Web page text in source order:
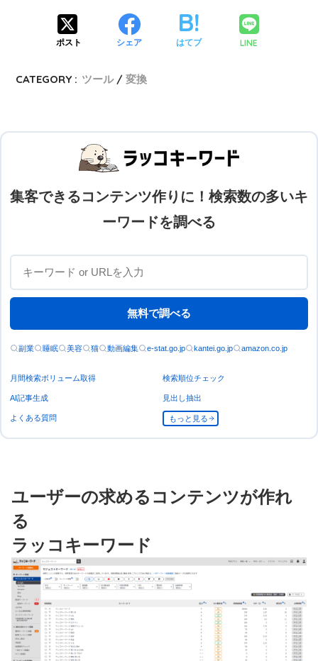
ポスト シェア はてブ LINE
CATEGORY : ツール 変換
集客できるコンテンツ作りに！検索数の多いキ
ーワードを調べる
無料で調べる
副業 睡眠 美容 猫 動画編集 e-stat.go.jp kantei.go.jp amazon.co.jp
月間検索ボリューム取得 検索順位チェック
AI記事生成 見出し抽出
よくある質問 もっと見る
ユーザーの求めるコンテンツが作れ
る
ラッコキーワード